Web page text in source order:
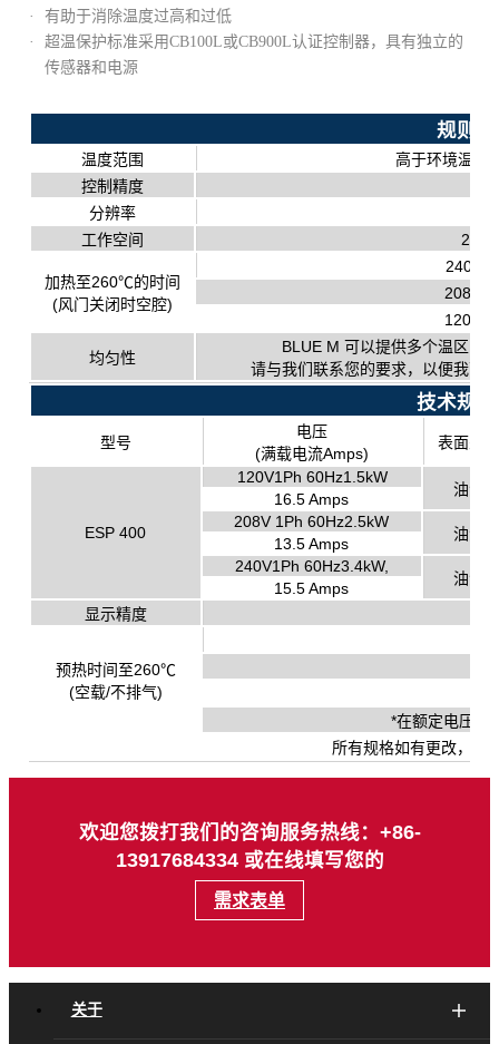
有助于消除温度过高和过低
超温保护标准采用CB100L或CB900L认证控制器，具有独立的
传感器和电源
规则
温度范围
高于环境温度
控制精度
分辨率
工作空间
2.8
加热至260℃的时间
(风门关闭时空腔)
均匀性
BLUE M 可以提供多个温区的
请与我们联系您的要求，以便我可
技术规则
型号
电压
(满载电流Amps)
表面处
ESP 400
120V1Ph 60Hz1.5kW
油漆
16.5 Amps
208V 1Ph 60Hz2.5kW
油漆
13.5 Amps
240V1Ph 60Hz3.4kW,
油漆
15.5 Amps
显示精度
预热时间至260℃
(空载/不排气)
*在额定电压下
所有规格如有更改，恕
欢迎您拨打我们的咨询服务热线：+86-
13917684334 或在线填写您的
需求表单
关于